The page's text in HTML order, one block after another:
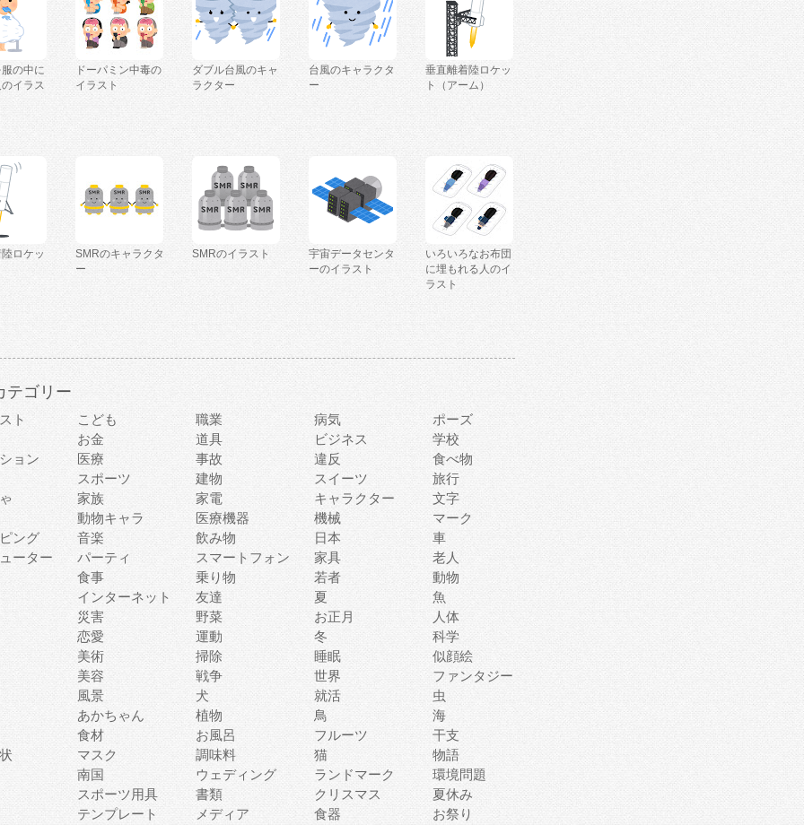
の中に
イラス
ドーパミン中毒の
イラスト
ダブル台風のキャ
ラクター
台風のキャラクタ
ー
垂直離着陸ロケッ
ト（アーム）
ロケッ
SMRのキャラクタ
ー
SMRのイラスト
宇宙データセンタ
ーのイラスト
いろいろなお布団
に埋もれる人のイ
ラスト
テゴリー
ト こども 職業 病気
ポーズ
お金
道具 ビジネス
学校
ョン
医療 事故 違反
食べ物
スポーツ
建物 スイーツ
旅行
家族 家電 キャラクター
文字
動物キャラ
医療機器 機械
マーク
ング
音楽 飲み物 日本
車
ーター
パーティ スマートフォン 家具
老人
食事
乗り物 若者
動物
インターネット
友達 夏
魚
災害
野菜 お正月
人体
恋愛
運動 冬
科学
美術
掃除 睡眠
似顔絵
美容
戦争 世界
ファンタジー
風景
犬 就活
虫
あかちゃん
植物 鳥
海
食材
お風呂 フルーツ
干支
マスク 調味料 猫
物語
南国
ウェディング ランドマーク
環境問題
スポーツ用具
書類 クリスマス
夏休み
テンプレート
メディア 食器
お祭り